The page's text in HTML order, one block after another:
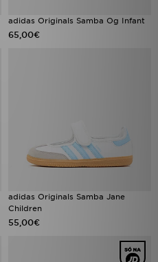
adidas Originals Samba Og Infant
65,00€
adidas Originals Samba Jane
Children
55,00€